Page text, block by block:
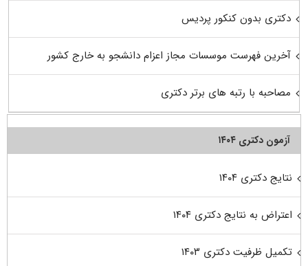
دکتری بدون کنکور پردیس
آخرین فهرست موسسات مجاز اعزام دانشجو به خارج کشور
مصاحبه با رتبه های برتر دکتری
آزمون دکتری ۱۴۰۴
نتایج دکتری ۱۴۰۴
اعتراض به نتایج دکتری ۱۴۰۴
تکمیل ظرفیت دکتری ۱۴۰۳